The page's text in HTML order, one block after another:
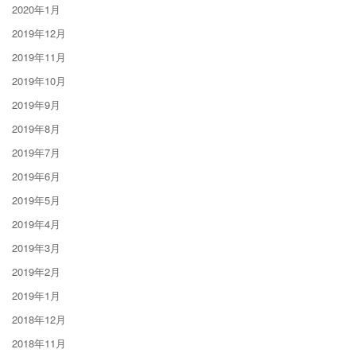
2020年1月
2019年12月
2019年11月
2019年10月
2019年9月
2019年8月
2019年7月
2019年6月
2019年5月
2019年4月
2019年3月
2019年2月
2019年1月
2018年12月
2018年11月